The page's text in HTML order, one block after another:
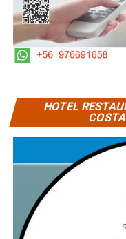
HOTEL